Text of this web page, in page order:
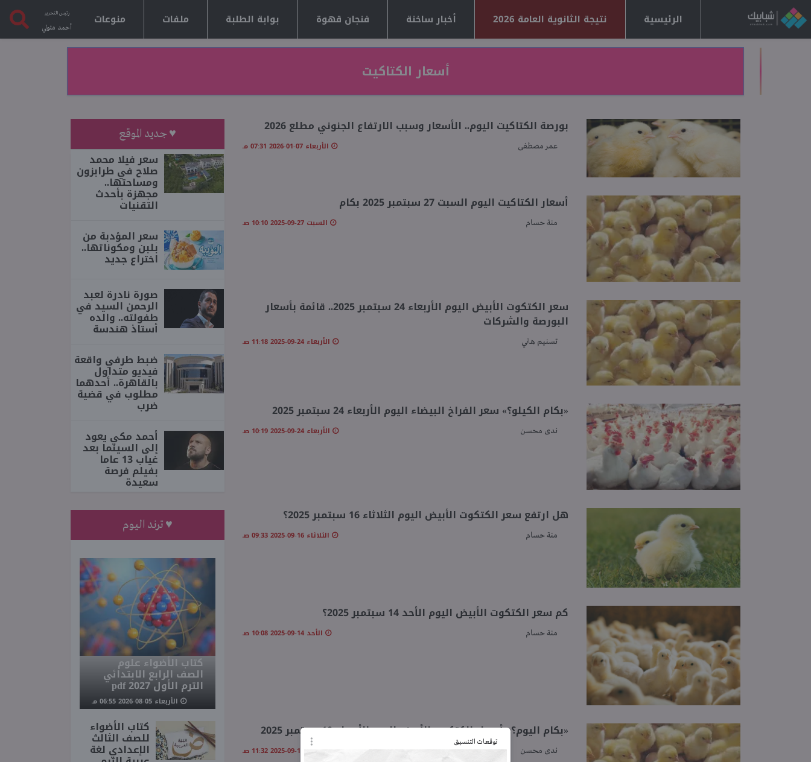
توقعات التنسيق
الرئيسية نتيجة الثانوية العامة 2026 أخبار ساخنة فنجان قهوة بوابة الطلبة ملفات منوعات رئيس التحرير
أحمد متولي
أسعار الكتاكيت
بورصة الكتاكيت اليوم.. الأسعار وسبب الارتفاع الجنوني مطلع 2026
عمر مصطفى الأربعاء 07-01-2026 07:31 مـ
أسعار الكتاكيت اليوم السبت 27 سبتمبر 2025 بكام
منة حسام السبت 27-09-2025 10:10 صـ
سعر الكتكوت الأبيض اليوم الأربعاء 24 سبتمبر 2025.. قائمة بأسعار
البورصة والشركات
تسنيم هاني الأربعاء 24-09-2025 11:18 صـ
«بكام الكيلو؟» سعر الفراخ البيضاء اليوم الأربعاء 24 سبتمبر 2025
ندى محسن الأربعاء 24-09-2025 10:19 صـ
هل ارتفع سعر الكتكوت الأبيض اليوم الثلاثاء 16 سبتمبر 2025؟
منة حسام الثلاثاء 16-09-2025 09:33 صـ
كم سعر الكتكوت الأبيض اليوم الأحد 14 سبتمبر 2025؟
منة حسام الأحد 14-09-2025 10:08 صـ
«بكام اليوم؟» أسعار الكتكوت الأبيض اليوم الأربعاء 10 سبتمبر 2025
ندى محسن الأربعاء 10-09-2025 11:32 صـ
♥ جديد الموقع
سعر فيلا محمد
صلاح في طرابزون
ومساحتها..
مجهزة بأحدث
التقنيات
سعر المؤدبة من
بلبن ومكوناتها..
اختراع جديد
صورة نادرة لعبد
الرحمن السيد في
طفولته.. والده
أستاذ هندسة
ضبط طرفي واقعة
فيديو متداول
بالقاهرة.. أحدهما
مطلوب في قضية
ضرب
أحمد مكي يعود
إلى السينما بعد
غياب 13 عاما
بفيلم فرصة
سعيدة
♥ ترند اليوم
كتاب الأضواء علوم
الصف الرابع الابتدائي
الترم الأول 2027 pdf
الأربعاء 05-08-2026 06:55 مـ
كتاب الأضواء
للصف الثالث
الإعدادي لغة